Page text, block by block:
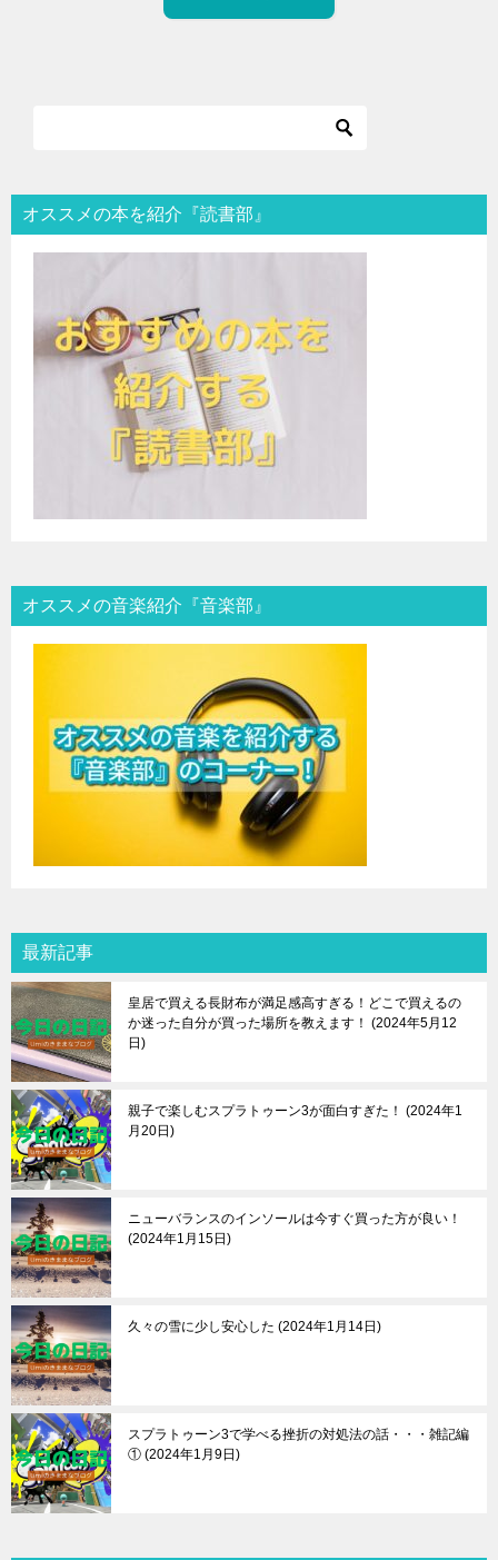
オススメの本を紹介『読書部』
オススメの音楽紹介『音楽部』
最新記事
皇居で買える長財布が満足感高すぎる！どこで買えるの
か迷った自分が買った場所を教えます！
2024年5月12
日
親子で楽しむスプラトゥーン3が面白すぎた！
2024年1
月20日
ニューバランスのインソールは今すぐ買った方が良い！
2024年1月15日
久々の雪に少し安心した 2024年1月14日
スプラトゥーン3で学べる挫折の対処法の話・・・雑記編
① 2024年1月9日